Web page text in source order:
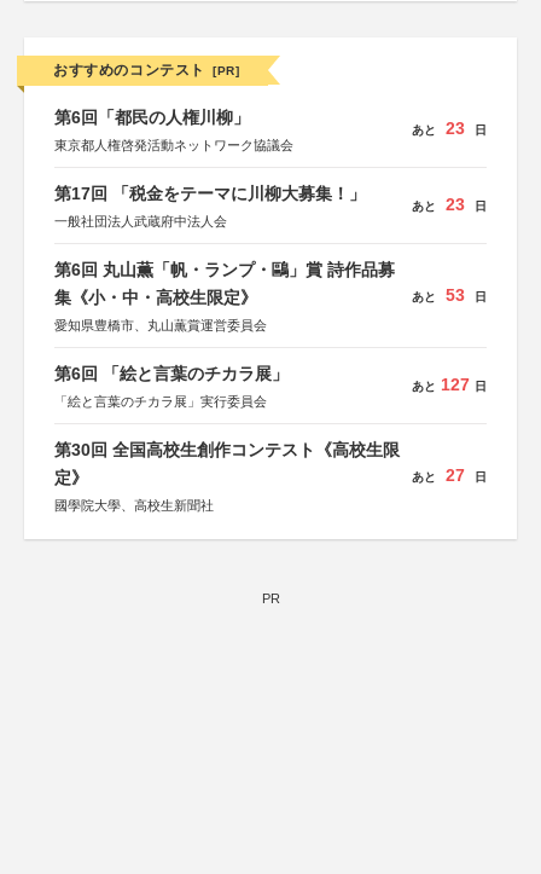
おすすめのコンテスト [PR]
第6回「都民の人権川柳」
東京都人権啓発活動ネットワーク協議会
あと 23 日
第17回 「税金をテーマに川柳大募集！」
一般社団法人武蔵府中法人会
あと 23 日
第6回 丸山薫「帆・ランプ・鷗」賞 詩作品募
集《小・中・高校生限定》
愛知県豊橋市、丸山薫賞運営委員会
あと 53 日
第6回 「絵と言葉のチカラ展」
「絵と言葉のチカラ展」実行委員会
あと 127 日
第30回 全国高校生創作コンテスト《高校生限
定》
國學院大學、高校生新聞社
あと 27 日
PR